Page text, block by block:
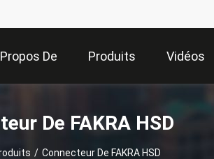
De
Nous
Produits Vidéos
De FAKRA HSD
/ Connecteur De FAKRA HSD